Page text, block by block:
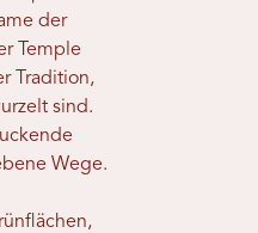
der
Temple
Tradition,
sind.
Wege.